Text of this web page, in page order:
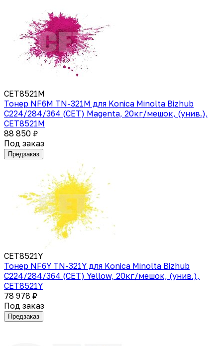
CET8521M
Тонер NF6M TN-321M для Konica Minolta Bizhub
C224/284/364 (CET) Magenta, 20кг/мешок, (унив.),
CET8521M
88 850 ₽
Под заказ
Предзаказ
CET8521Y
Тонер NF6Y TN-321Y для Konica Minolta Bizhub
C224/284/364 (CET) Yellow, 20кг/мешок, (унив.),
CET8521Y
78 978 ₽
Под заказ
Предзаказ